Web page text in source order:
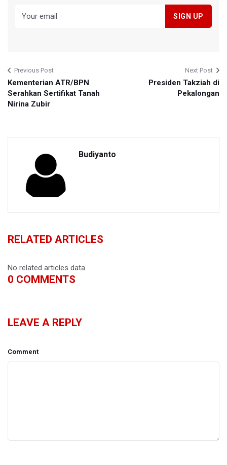
Previous Post
Kementerian ATR/BPN
Serahkan Sertifikat Tanah
Nirina Zubir
Next Post
Presiden Takziah di
Pekalongan
Budiyanto
RELATED ARTICLES
No related articles data.
0 COMMENTS
LEAVE A REPLY
Comment